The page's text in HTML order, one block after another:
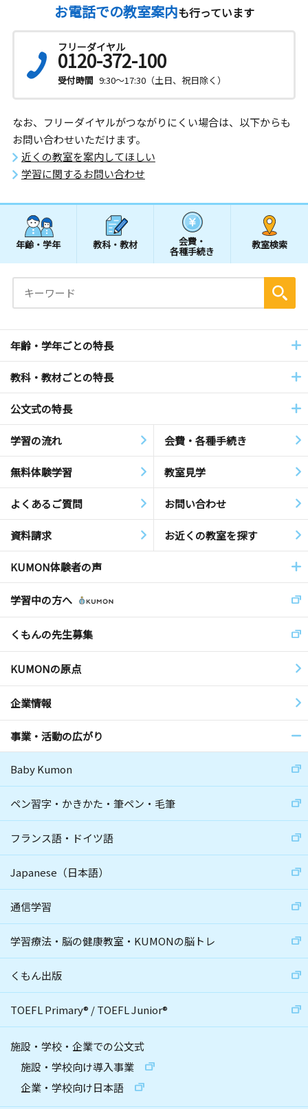
お電話での教室案内も行っています
フリーダイヤル
0120-372-100
受付時間 9:30～17:30（土日、祝日除く）
なお、フリーダイヤルがつながりにくい場合は、以下からも
お問い合わせいただけます。
近くの教室を案内してほしい
学習に関するお問い合わせ
年齢・学年 教科・教材 会費・
各種手続き
教室検索
年齢・学年ごとの特長
教科・教材ごとの特長
公文式の特長
学習の流れ 会費・各種手続き
無料体験学習 教室見学
よくあるご質問 お問い合わせ
資料請求 お近くの教室を探す
KUMON体験者の声
学習中の方へ
くもんの先生募集
KUMONの原点
企業情報
事業・活動の広がり
Baby Kumon
ペン習字・かきかた・筆ペン・毛筆
フランス語・ドイツ語
Japanese（日本語）
通信学習
学習療法・脳の健康教室・KUMONの脳トレ
くもん出版
TOEFL Primary® /TOEFL Junior®
施設・学校・企業での公文式
施設・学校向け導入事業
企業・学校向け日本語